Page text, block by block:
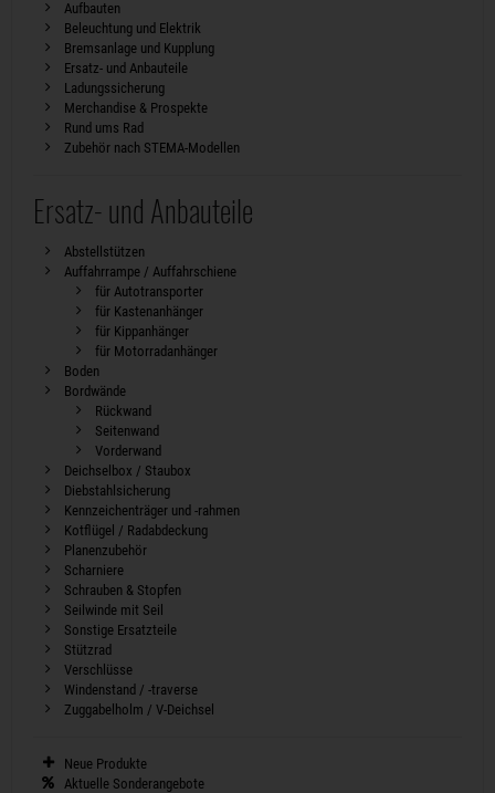
Aufbauten
Beleuchtung und Elektrik
Bremsanlage und Kupplung
Ersatz- und Anbauteile
Ladungssicherung
Merchandise & Prospekte
Rund ums Rad
Zubehör nach STEMA-Modellen
Ersatz- und Anbauteile
Abstellstützen
Auffahrrampe / Auffahrschiene
für Autotransporter
für Kastenanhänger
für Kippanhänger
für Motorradanhänger
Boden
Bordwände
Rückwand
Seitenwand
Vorderwand
Deichselbox / Staubox
Diebstahlsicherung
Kennzeichenträger und -rahmen
Kotflügel / Radabdeckung
Planenzubehör
Scharniere
Schrauben & Stopfen
Seilwinde mit Seil
Sonstige Ersatzteile
Stützrad
Verschlüsse
Windenstand / -traverse
Zuggabelholm / V-Deichsel
Neue Produkte
Aktuelle Sonderangebote